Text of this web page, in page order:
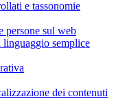
e tassonomie
persone sul web
semplice
dei contenuti